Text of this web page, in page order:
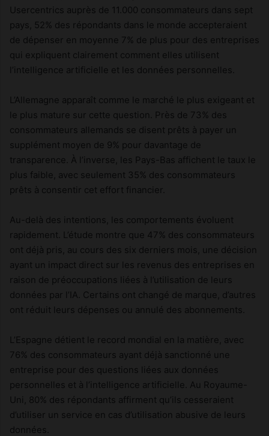
Usercentrics auprès de 11.000 consommateurs dans sept
pays, 52% des répondants dans le monde accepteraient
de dépenser en moyenne 7% de plus pour des entreprises
qui expliquent clairement comment elles utilisent
l’intelligence artificielle et les données personnelles.
L’Allemagne apparaît comme le marché le plus exigeant et
le plus mature sur cette question. Près de 73% des
consommateurs allemands se disent prêts à payer un
supplément moyen de 9% pour davantage de
transparence. À l’inverse, les Pays-Bas affichent le taux le
plus faible, avec seulement 35% des consommateurs
prêts à consentir cet effort financier.
Au-delà des intentions, les comportements évoluent
rapidement. L’étude montre que 47% des consommateurs
ont déjà pris, au cours des six derniers mois, une décision
ayant un impact direct sur les revenus des entreprises en
raison de préoccupations liées à l’utilisation de leurs
données par l’IA. Certains ont changé de marque, d’autres
ont réduit leurs dépenses ou annulé des abonnements.
L’Espagne détient le record mondial en la matière, avec
76% des consommateurs ayant déjà sanctionné une
entreprise pour des questions liées aux données
personnelles et à l’intelligence artificielle. Au Royaume-
Uni, 80% des répondants affirment qu’ils cesseraient
d’utiliser un service en cas d’utilisation abusive de leurs
données.